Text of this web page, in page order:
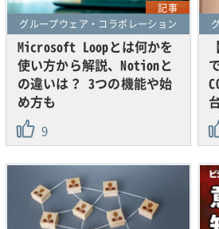
記事
グループウェア・コラボレーション
Microsoft Loopとは何かを
使い方から解説、Notionと
の違いは？ 3つの機能や始
め方も
9